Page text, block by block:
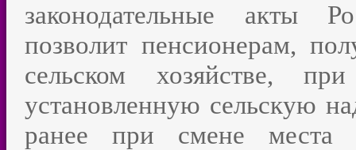
законодательные акты
позволит пенсионерам,
сельском хозяйстве,
установленную сельскую
ранее при смене места